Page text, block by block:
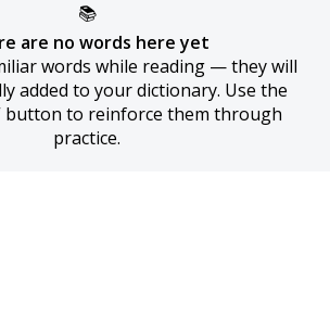
📚
are no words here yet
words while reading — they will
added to your dictionary. Use the
button to reinforce them through
practice.